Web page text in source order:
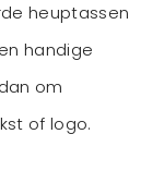
heuptassen
handige
om
of logo.